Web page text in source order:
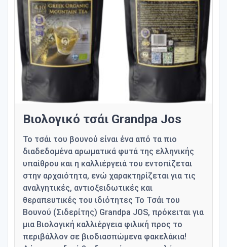
Βιολογικό τσάι Grandpa Jos
Το τσάι του βουνού είναι ένα από τα πιο
διαδεδομένα αρωματικά φυτά της ελληνικής
υπαίθρου και η καλλιέργειά του εντοπίζεται
στην αρχαιότητα, ενώ χαρακτηρίζεται για τις
αναλγητικές, αντιοξειδωτικές και
θεραπευτικές του ιδιότητες Το Τσάι του
Βουνού (Σιδερίτης) Grandpa JOS, πρόκειται για
μια Βιολογική καλλιέργεια φιλική προς το
περιβάλλον σε βιοδιασπώμενα φακελάκια!